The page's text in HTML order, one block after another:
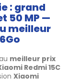
: grand
50 MP —
meilleur
meilleur prix
Redmi 15C
Xiaomi